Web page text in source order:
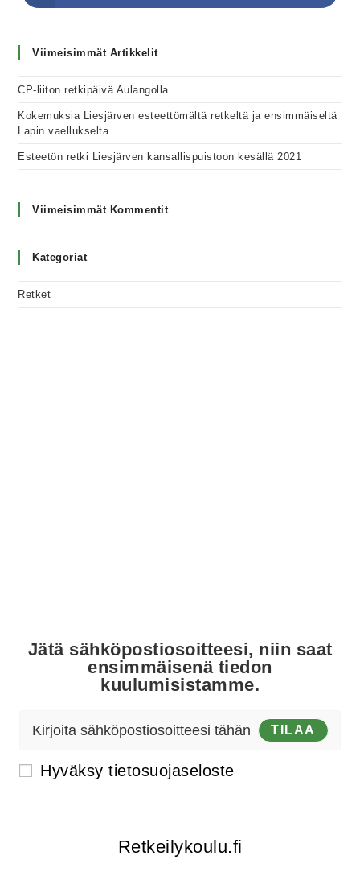
Viimeisimmät Artikkelit
CP-liiton retkipäivä Aulangolla
Kokemuksia Liesjärven esteettömältä retkeltä ja ensimmäiseltä
Lapin vaellukselta
Esteetön retki Liesjärven kansallispuistoon kesällä 2021
Viimeisimmät Kommentit
Kategoriat
Retket
Jätä sähköpostiosoitteesi, niin saat
ensimmäisenä tiedon
kuulumisistamme.
TILAA
Hyväksy tietosuojaseloste
Retkeilykoulu.fi